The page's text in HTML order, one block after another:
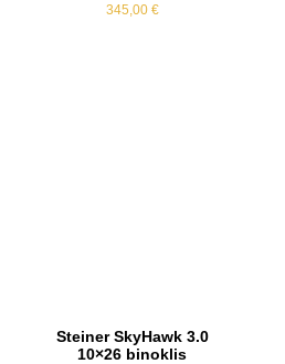
345,00 €
Steiner SkyHawk 3.0
10×26 binoklis